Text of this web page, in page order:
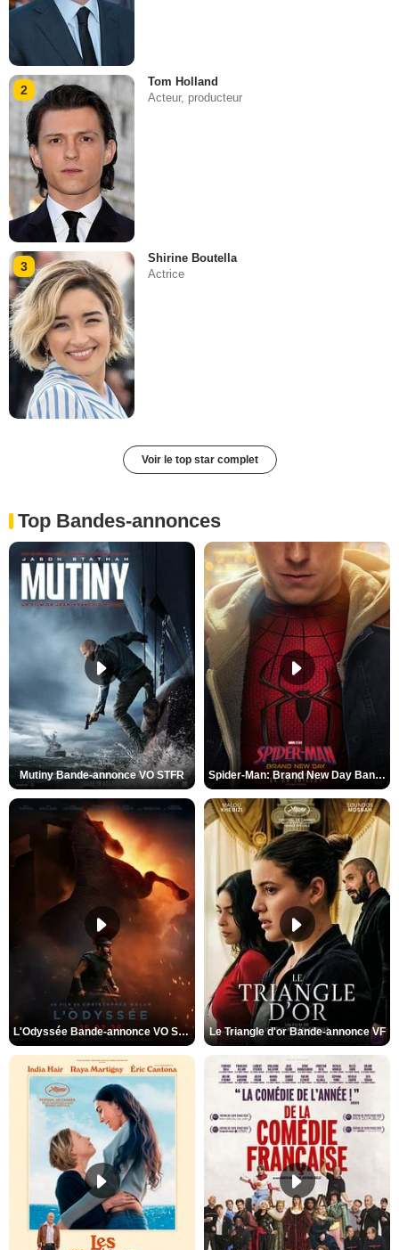
2
Tom Holland
Acteur, producteur
3
Shirine Boutella
Actrice
Voir le top star complet
Top Bandes-annonces
Mutiny Bande-annonce VO STFR Spider-Man: Brand New Day Bande-annonce VO STFR
L'Odyssée Bande-annonce VO STFR Le Triangle d'or Bande-annonce VF